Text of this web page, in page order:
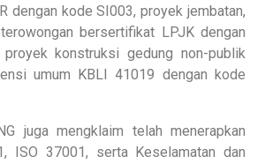
dengan kode SI003, proyek jembatan,
bersertifikat LPJK dengan
konstruksi gedung non-publik
umum KBLI 41019 dengan kode
juga mengklaim telah menerapkan
ISO 37001, serta Keselamatan dan